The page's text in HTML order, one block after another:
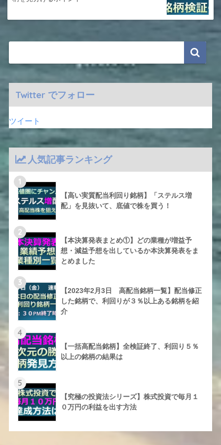
Twitter でフォロー
ツイート
人気記事ランキング
1
【高い実質配当利回り銘柄】「ステルス増
配」を見抜いて、底値で株を買う！
2
【本決算発表まとめ①】どの業種が増益予
想・減益予想を出しているか本決算発表をま
とめました
3
【2023年2月3日 高配当銘柄一覧】配当修正
した銘柄で、利回りが３％以上ある銘柄を紹
介
4
【一括高配当銘柄】全検証終了、利回り５％
以上の銘柄の結果は
5
【究極の投資法シリーズ】株式投資で毎月１
０万円の利益を出す方法